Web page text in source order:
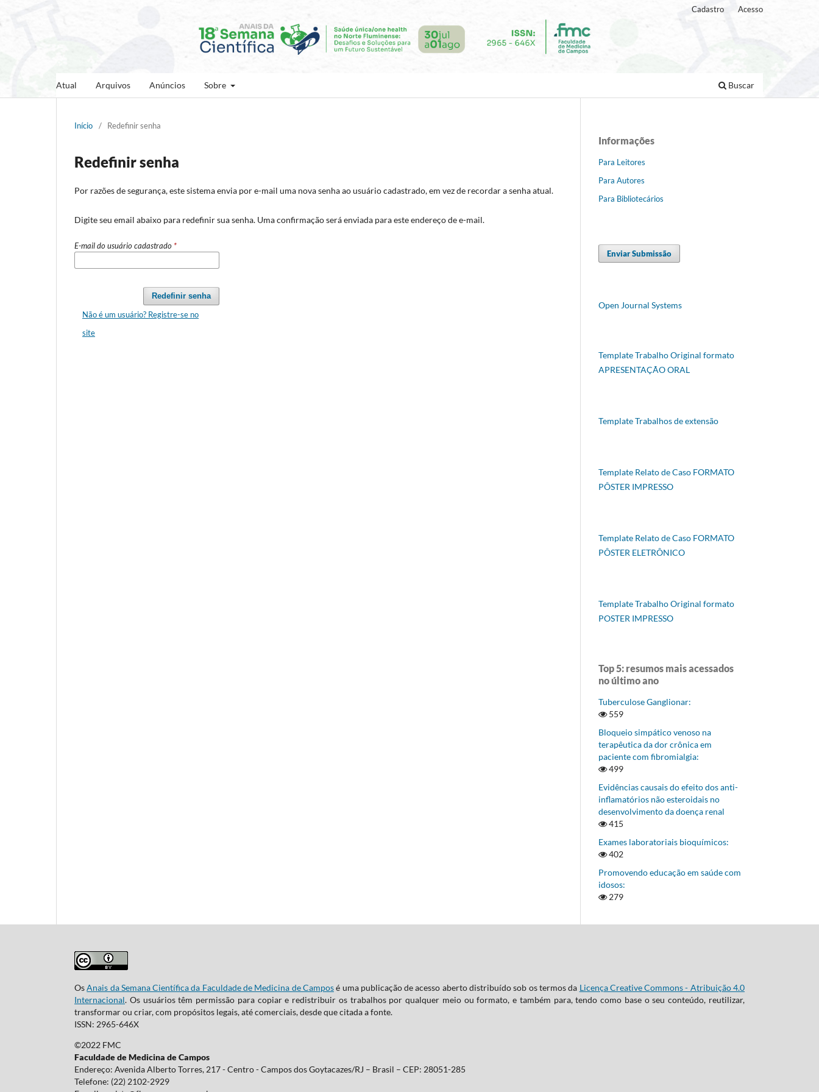
Atual Arquivos Anúncios Sobre Buscar
Cadastro Acesso
Início / Redefinir senha
Redefinir senha
Por razões de segurança, este sistema envia por e-mail uma nova senha ao usuário cadastrado, em vez de recordar a senha atual.
Digite seu email abaixo para redefinir sua senha. Uma confirmação será enviada para este endereço de e-mail.
E-mail do usuário cadastrado *
Redefinir senha
Não é um usuário? Registre-se no
site
Informações
Para Leitores
Para Autores
Para Bibliotecários
Enviar Submissão
Open Journal Systems
Template Trabalho Original formato
APRESENTAÇÃO ORAL
Template Trabalhos de extensão
Template Relato de Caso FORMATO
PÔSTER IMPRESSO
Template Relato de Caso FORMATO
PÔSTER ELETRÔNICO
Template Trabalho Original formato
POSTER IMPRESSO
Top 5: resumos mais acessados
no último ano
Tuberculose Ganglionar:
559
Bloqueio simpático venoso na
terapêutica da dor crônica em
paciente com fibromialgia:
499
Evidências causais do efeito dos anti-
inflamatórios não esteroidais no
desenvolvimento da doença renal
415
Exames laboratoriais bioquímicos:
402
Promovendo educação em saúde com
idosos:
279
OsAnais da Semana Científica da Faculdade de Medicina de Camposé uma publicação de acesso aberto distribuído sob os termos da Licença Creative Commons - Atribuição 4.0
Internacional. Os usuários têm permissão para copiar e redistribuir os trabalhos por qualquer meio ou formato, e também para, tendo como base o seu conteúdo, reutilizar,
transformar ou criar, com propósitos legais, até comerciais, desde que citada a fonte.
ISSN: 2965-646X
©2022 FMC
Faculdade de Medicina de Campos
Endereço: Avenida Alberto Torres, 217 - Centro - Campos dos Goytacazes/RJ – Brasil – CEP: 28051-285
Telefone: (22) 2102-2929